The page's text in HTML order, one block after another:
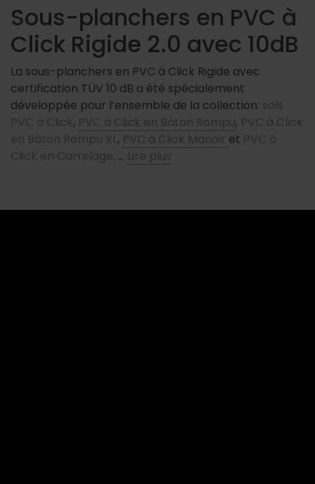
Sous-planchers en PVC à
Click Rigide 2.0 avec 10dB
La sous-planchers en PVC à Click Rigide avec
certification TÜV 10 dB a été spécialement
développée pour l’ensemble de la collection: sols
PVC à Click, PVC à Click en Bâton Rompu, PVC à Click
en Bâton Rompu XL, PVC à Click Manoir et PVC à
Click en Carrelage. … Lire plus